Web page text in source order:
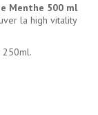
Menthe 500 ml
la high vitality
250ml.